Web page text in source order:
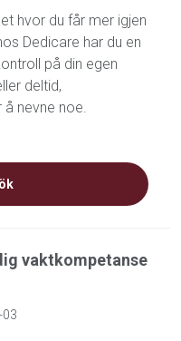
hvor du får mer igjen
Dedicare har du en
på din egen
deltid,
nevne noe.
vaktkompetanse
03